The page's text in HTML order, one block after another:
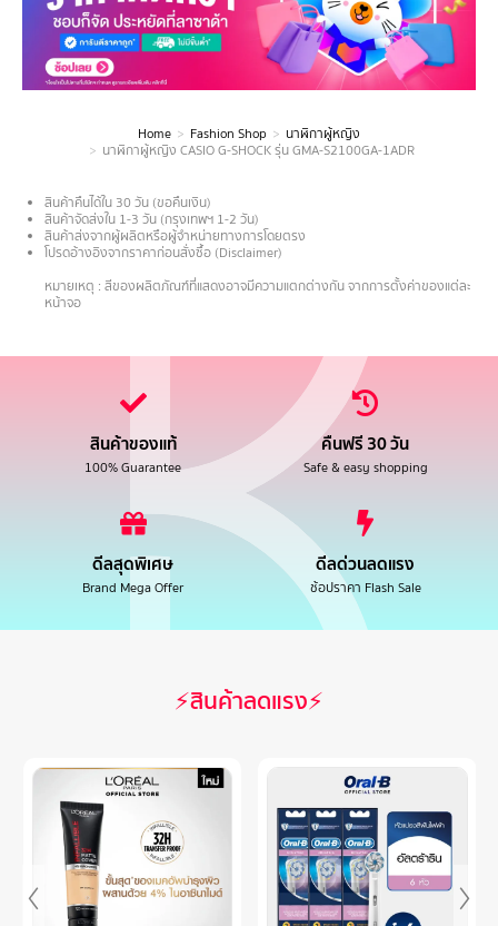
Home Fashion Shop
นาฬิกาผู้หญิง
นาฬิกาผู้หญิง CASIO G-SHOCK รุ่น GMA-S2100GA-1ADR
สินค้าคืนได้ใน 30 วัน (ขอคืนเงิน)
สินค้าจัดส่งใน 1-3 วัน (กรุงเทพฯ 1-2 วัน)
สินค้าส่งจากผู้ผลิตหรือผู้จำหน่ายทางการโดยตรง
โปรดอ้างอิงจากราคาก่อนสั่งซื้อ (Disclaimer)
หมายเหตุ : สีของผลิตภัณฑ์ที่แสดงอาจมีความแตกต่างกัน จากการตั้งค่าของแต่ละ
หน้าจอ
สินค้าของแท้
100% Guarantee
คืนฟรี 30 วัน
Safe & easy shopping
ดีลสุดพิเศษ
Brand Mega Offer
ดีลด่วนลดแรง
ช้อปราคา Flash Sale
⚡สินค้าลดแรง⚡